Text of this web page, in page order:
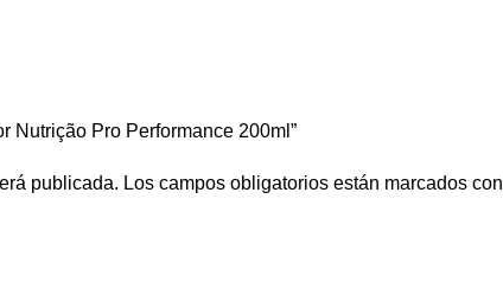
Nutrição Pro Performance 200ml”
publicada. Los campos obligatorios están marcados con